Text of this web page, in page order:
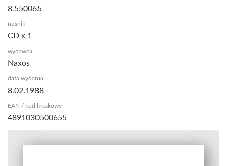
8.550065
nośnik
CD x 1
wydawca
Naxos
data wydania
8.02.1988
EAN / kod kreskowy
4891030500655